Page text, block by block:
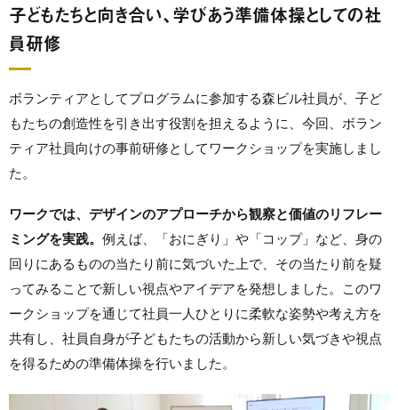
子どもたちと向き合い、学びあう準備体操としての社
員研修
ボランティアとしてプログラムに参加する森ビル社員が、子ど
もたちの創造性を引き出す役割を担えるように、今回、ボラン
ティア社員向けの事前研修としてワークショップを実施しまし
た。
ワークでは、デザインのアプローチから観察と価値のリフレー
ミングを実践。 例えば、「おにぎり」や「コップ」など、身の
回りにあるものの当たり前に気づいた上で、その当たり前を疑
ってみることで新しい視点やアイデアを発想しました。このワ
ークショップを通じて社員一人ひとりに柔軟な姿勢や考え方を
共有し、社員自身が子どもたちの活動から新しい気づきや視点
を得るための準備体操を行いました。